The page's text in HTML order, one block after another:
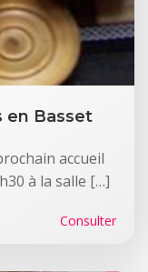
en Basset
accueil
à la salle […]
Consulter